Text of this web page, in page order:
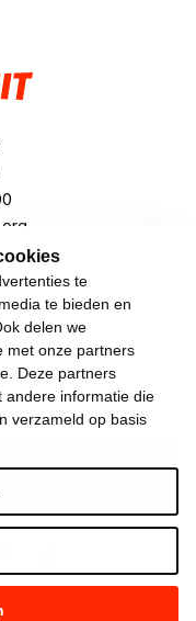
te
te bieden en
delen we
met onze partners
Deze partners
andere informatie die
verzameld op basis